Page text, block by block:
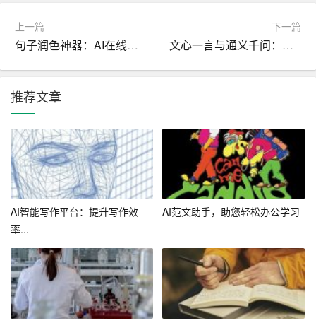
1. 定期举办员工活动，丰富员工的业余生活，增强团队凝
聚力。
2. 关注员工福利，积极为员工争取合法权益，提高员工的
满意度。
3. 加强与员工的沟通，了解员工的诉求，为员工提供帮助
和支持。
4. 完善员工福利制度，确保员工福利的公平、合理。
四、内部管理
1. 加强部门内部培训，提高部门员工的专业素养和业务能
力。
2. 完善部门内部工作流程，提高工作效率，降低工作成
本。
上一篇
句子润色神器：AI在线提升文章质量
下一篇
文心一言与通义千问：两大AI写作平台功能对比分析
推荐文章
AI智能写作平台：提升写作效
率...
AI范文助手，助您轻松办公学习